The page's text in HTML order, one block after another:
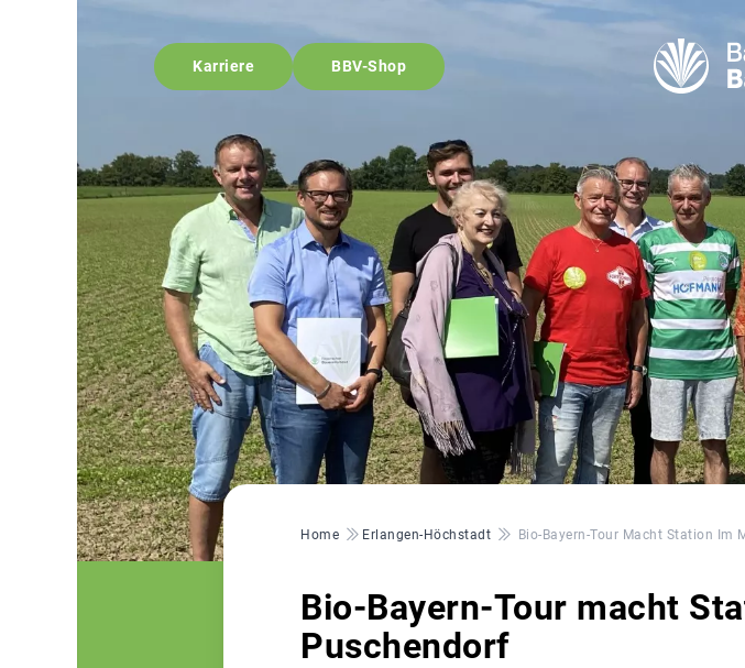
Karriere BBV-Shop
Pfadnavigation
Home Erlangen-Höchstadt Bio-Bayern-Tour Macht Station Im
Bio-Bayern-Tour macht
Puschendorf